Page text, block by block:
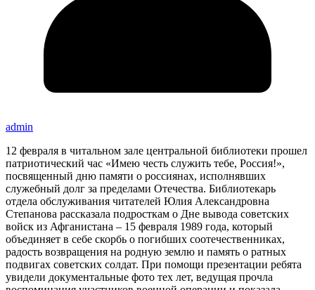
admin
12 февраля в читальном зале центральной библиотеки прошел
патриотический час «Имею честь служить тебе, Россия!»,
посвященный дню памяти о россиянах, исполнявших
служебный долг за пределами Отечества. Библиотекарь
отдела обслуживания читателей Юлия Александровна
Степанова рассказала подросткам о Дне вывода советских
войск из Афганистана – 15 февраля 1989 года, который
объединяет в себе скорбь о погибших соотечественниках,
радость возвращения на родную землю и память о ратных
подвигах советских солдат. При помощи презентации ребята
увидели документальные фото тех лет, ведущая прочла